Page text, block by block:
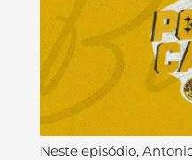
Neste episódio,